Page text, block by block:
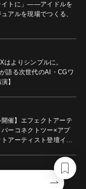
イトに」――アイドルを
アルを現場でつくる、
よりシンプルに。
語る次世代のAI・CGワ
】
開催】エフェクトアーテ
ーコネクトツー×アプ
アーティスト登壇イベ